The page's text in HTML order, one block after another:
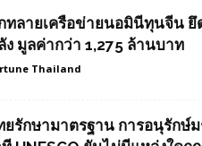
ทลายเครือข่ายนอมินีทุนจีน ยึ
ง มูลค่ากว่า 1,275 ล้านบาท
Thailand
ยรักษามาตรฐาน การอนุรักษ์